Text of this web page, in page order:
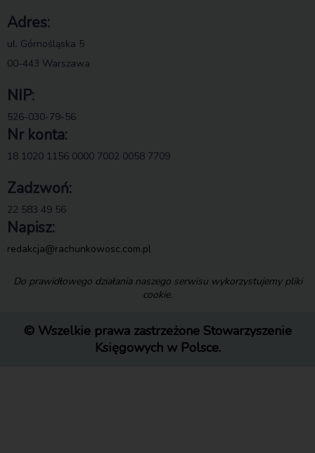
Adres:
ul. Górnośląska 5
00-443 Warszawa
NIP:
526-030-79-56
Nr konta:
18 1020 1156 0000 7002 0058 7709
Zadzwoń:
22 583 49 56
Napisz:
redakcja@rachunkowosc.com.pl
Do prawidłowego działania naszego serwisu wykorzystujemy pliki
cookie.
© Wszelkie prawa zastrzeżone Stowarzyszenie
Księgowych w Polsce.